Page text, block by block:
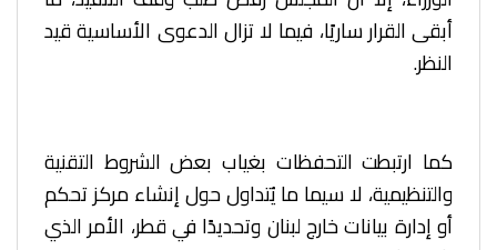
أبقى القرار ساريًا، فيما لا تزال الدعوى الأساسية قيد
النظر.
كما ارتبطت التحفظات بغياب بعض الشروط التقنية
والتنظيمية، لا سيما ما يُتداول حول إنشاء مركز تحكم
أو إدارة بيانات خارج لبنان وتحديدًا في قطر، الأمر الذي